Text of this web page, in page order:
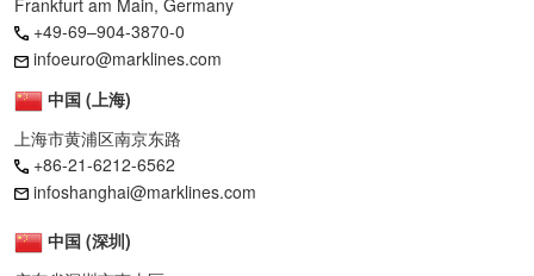
+49-69–904-3870-0
infoeuro@marklines.com
中国 (上海)
上海市黄浦区南京东路
+86-21-6212-6562
infoshanghai@marklines.com
中国 (深圳)